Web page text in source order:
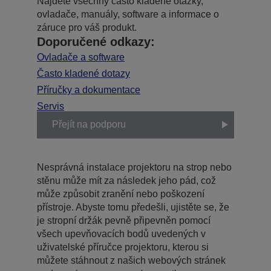
ovladače, manuály, software a informace o
záruce pro váš produkt.
Doporučené odkazy:
Ovladače a software
Často kladené dotazy
Příručky a dokumentace
Servis
Přejít na podporu
Nesprávná instalace projektoru na strop nebo
stěnu může mít za následek jeho pád, což
může způsobit zranění nebo poškození
přístroje. Abyste tomu předešli, ujistěte se, že
je stropní držák pevně připevněn pomocí
všech upevňovacích bodů uvedených v
uživatelské příručce projektoru, kterou si
můžete stáhnout z našich webových stránek